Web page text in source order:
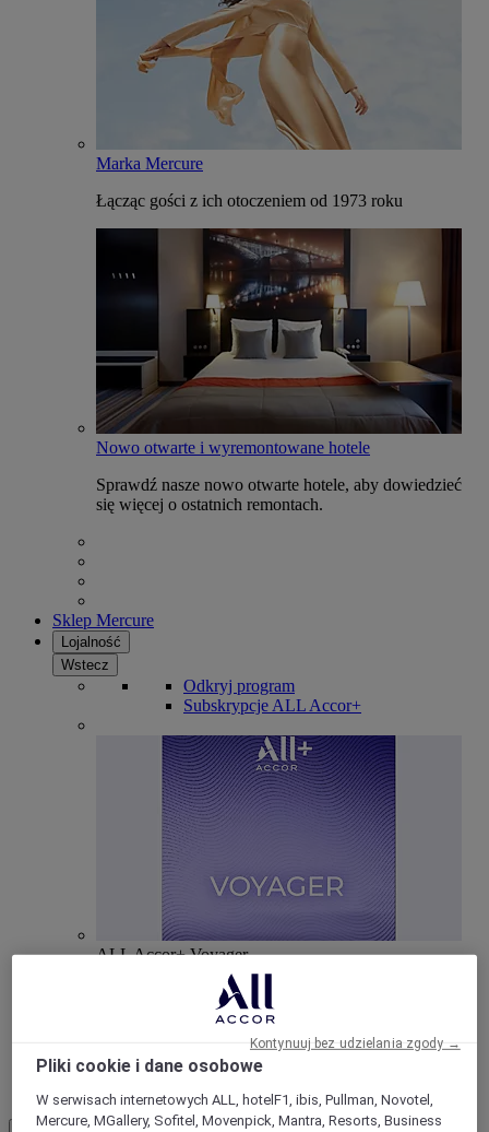
Marka Mercure
Łącząc gości z ich otoczeniem od 1973 roku
Nowo otwarte i wyremontowane hotele
Sprawdź nasze nowo otwarte hotele, aby dowiedzieć
się więcej o ostatnich remontach.
Sklep Mercure
Lojalność
Wstecz
Odkryj program
Subskrypcje ALL Accor+
ALL Accor+ Voyager
15% znizki przez cały ro
Pliki cookie i dane osobowe
W serwisach internetowych ALL, hotelF1, ibis, Pullman, Novotel,
Mercure, MGallery, Sofitel, Movenpick, Mantra, Resorts, Business
Kontynuuj bez udzielania zgody →